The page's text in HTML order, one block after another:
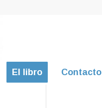
El libro Contacto